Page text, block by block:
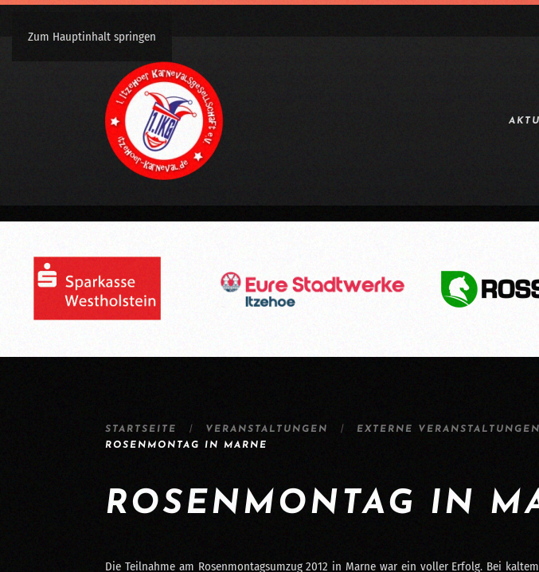
Zum Hauptinhalt springen
STARTSEITE VERANSTALTUNGEN
EXTERNE VERANSTALTUNGEN
ROSENMONTAG IN MARNE
ROSENMONTAG IN
Die Teilnahme am Rosenmontagsumzug 2012 in Marne war ein voller Erfolg. Bei